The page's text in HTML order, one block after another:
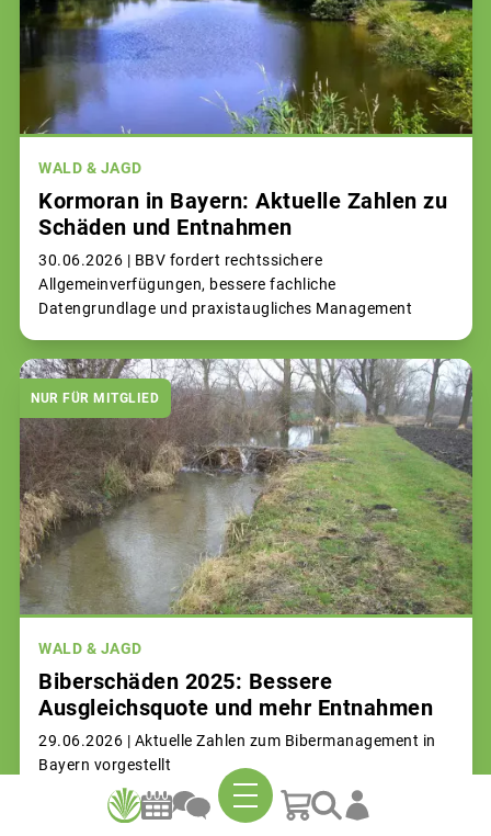
WALD & JAGD
Kormoran in Bayern: Aktuelle Zahlen zu
Schäden und Entnahmen
30.06.2026 | BBV fordert rechtssichere
Allgemeinverfügungen, bessere fachliche
Datengrundlage und praxistaugliches Management
NUR FÜR MITGLIED
WALD & JAGD
Biberschäden 2025: Bessere
Ausgleichsquote und mehr Entnahmen
29.06.2026 | Aktuelle Zahlen zum Bibermanagement in
Bayern vorgestellt